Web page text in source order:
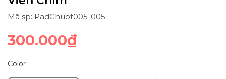
Mã sp: PadChuot005-005
300.000₫
Color